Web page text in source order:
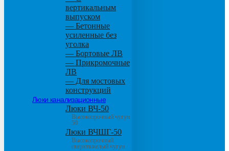
вертикальным
выпуском
— Бетонные
усиленные без
уголка
— Бортовые ЛВ
— Прикромочные
ЛВ
— Для мостовых
конструкций
Люки канализационные
Люки ВЧ-50
Высокопрочный чугун
50
Люки ВЧШГ-50
Высокопрочный
сверхтяжелый чугун